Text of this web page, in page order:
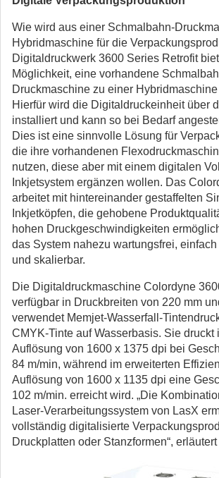
Wie wird aus einer Schmalbahn-
Hybridmaschine für die
Digitaldruckwerk 3600 Series Retrofit
Möglichkeit, eine vorhandene
Druckmaschine zu einer
Hierfür wird die Digitaldruckeinheit über
installiert und kann so bei Bedarf
Dies ist eine sinnvolle Lösung für
die ihre vorhandenen
nutzen, diese aber mit einem digitalen
Inkjetsystem ergänzen wollen. Das
arbeitet mit hintereinander gestaffelten
Inkjetköpfen, die gehobene
hohen Druckgeschwindigkeiten
das System nahezu wartungsfrei,
und skalierbar.
Die Digitaldruckmaschine Colordyne
verfügbar in Druckbreiten von 220 mm
verwendet Memjet-Wasserfall-
CMYK-Tinte auf Wasserbasis. Sie druckt
Auflösung von 1600 x 1375 dpi bei
84 m/min, während im erweiterten
Auflösung von 1600 x 1135 dpi eine
102 m/min. erreicht wird. „Die
Laser-Verarbeitungssystem von LasX
vollständig digitalisierte
Druckplatten oder Stanzformen“,